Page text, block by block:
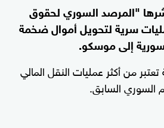
"المرصد السوري لحقوق
سرية لتحويل أموال ضخمة
إلى موسكو.
من أكثر عمليات النقل المالي
السوري السابق.